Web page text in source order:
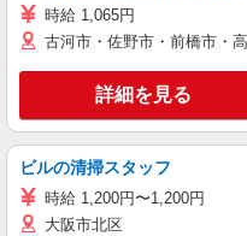
時給 1,065円
古河市・佐野市・前橋市・
詳細を見る
ビルの清掃スタッフ
時給 1,200円〜1,200円
大阪市北区